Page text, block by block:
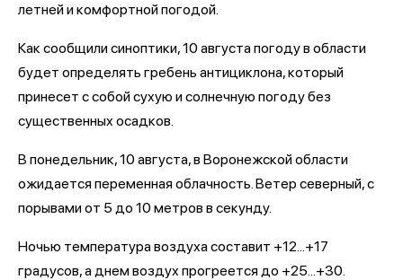
летней и комфортной погодой.
Как сообщили синоптики, 10 августа погоду в области
будет определять гребень антициклона, который
принесет с собой сухую и солнечную погоду без
существенных осадков.
В понедельник, 10 августа, в Воронежской области
ожидается переменная облачность. Ветер северный, с
порывами от 5 до 10 метров в секунду.
Ночью температура воздуха составит +12...+17
градусов, а днем воздух прогреется до +25...+30.